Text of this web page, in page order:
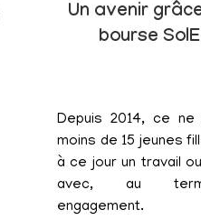
Un avenir
bourse
Depuis 2014, ce
moins de 15 jeunes
à ce jour un travail
avec, au
engagement.